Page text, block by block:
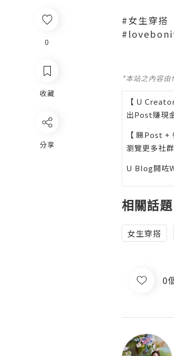
0
收藏
分享
#女生穿搭
*本站之內容
【 U
出Post賺現
【 睇Post +
瀏覽更多社群
U Blog開咗
相關話題
女生穿搭
0